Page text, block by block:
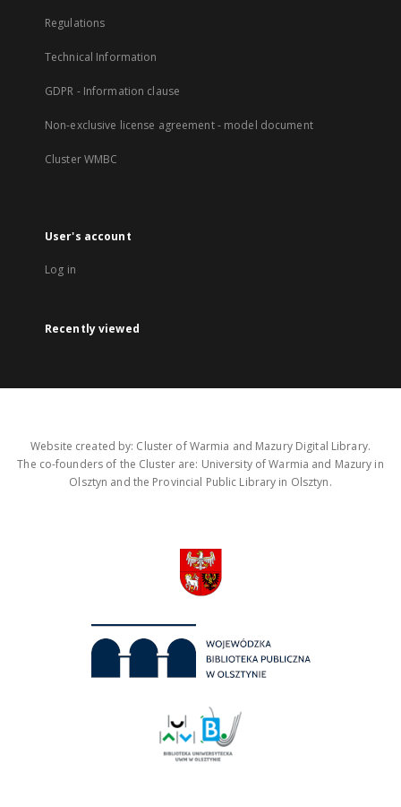
Regulations
Technical Information
GDPR - Information clause
Non-exclusive license agreement - model document
Cluster WMBC
User's account
Log in
Recently viewed
Website created by: Cluster of Warmia and Mazury Digital Library.
The co-founders of the Cluster are: University of Warmia and Mazury in
Olsztyn and the Provincial Public Library in Olsztyn.